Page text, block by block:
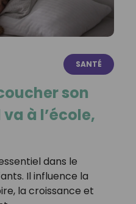
SANTÉ
son
à l’école,
dans le
Il influence la
la croissance et